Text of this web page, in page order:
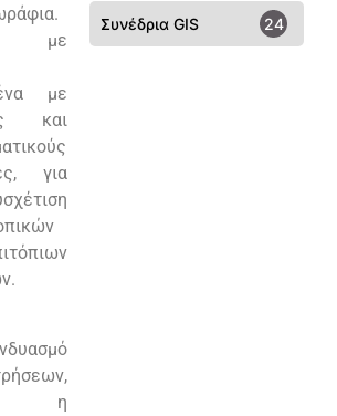
με
με
και
για
η
Συνέδρια GIS 24